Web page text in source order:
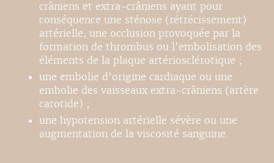
crâniens et extra-crâniens ayant pour
conséquence une sténose (rétrécissement)
artérielle, une occlusion provoquée par la
formation de thrombus ou l'embolisation des
éléments de la plaque artériosclérotique ;
une embolie d'origine cardiaque ou une
embolie des vaisseaux extra-crâniens (artère
carotide) ;
une hypotension artérielle sévère ou une
augmentation de la viscosité sanguine.